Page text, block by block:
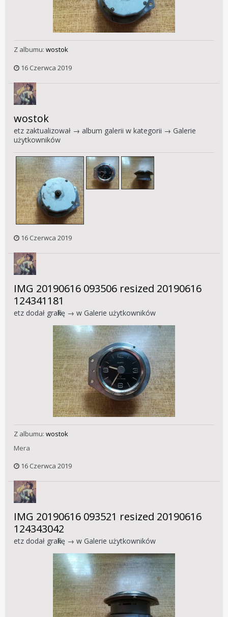
Z albumu: wostok
16 Czerwca 2019
wostok
etz zaktualizował → album galerii w kategorii → Galerie
użytkowników
16 Czerwca 2019
IMG 20190616 093506 resized 20190616
124341181
etz dodał grafikę → w Galerie użytkowników
Z albumu: wostok
Mera
16 Czerwca 2019
IMG 20190616 093521 resized 20190616
124343042
etz dodał grafikę → w Galerie użytkowników